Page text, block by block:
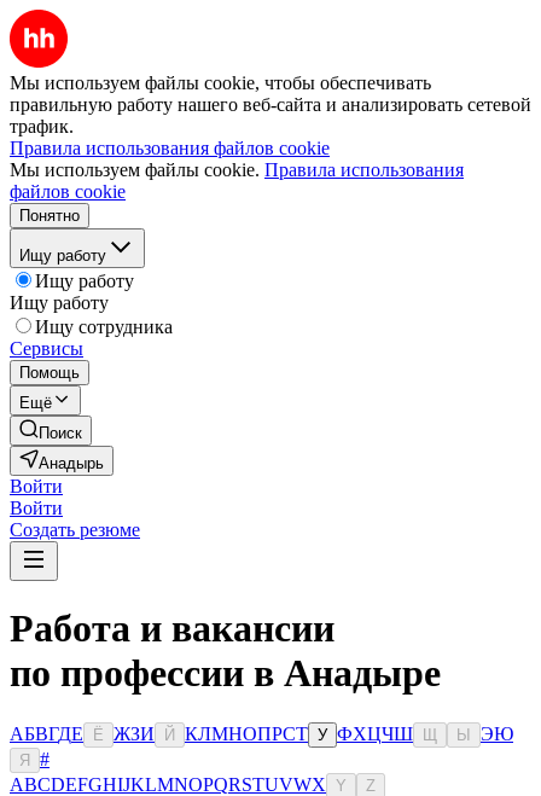
Мы используем файлы cookie, чтобы обеспечивать
правильную работу нашего веб-сайта и анализировать сетевой
трафик.
Правила использования файлов cookie
Мы используем файлы cookie. Правила использования
файлов cookie
Понятно
Ищу работу
Ищу работу
Ищу работу
Ищу сотрудника
Сервисы
Помощь
Ещё
Поиск
Анадырь
Войти
Войти
Создать резюме
Работа и вакансии
по профессии в Анадыре
АБВГДЕ Ё ЖЗИ Й КЛМНОПРСТ У ФХЦЧШ Ы ЭЮ
Я
#
ABCDEFGHIJKLMNOPQRSTUVWX Y Z